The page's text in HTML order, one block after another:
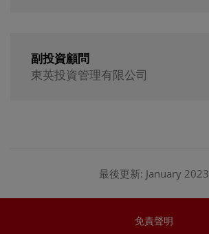
副投資顧問
東英投資管理有限公司
最後更新: January 2023
免責聲明